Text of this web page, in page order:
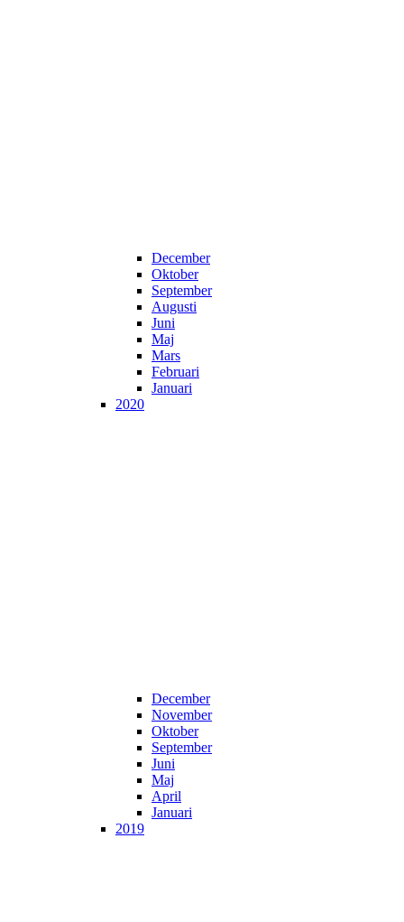
December
Oktober
September
Augusti
Juni
Maj
Mars
Februari
Januari
2020
December
November
Oktober
September
Juni
Maj
April
Januari
2019